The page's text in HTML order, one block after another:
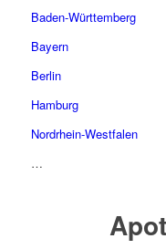
Baden-Württemberg
Bayern
Berlin
Hamburg
Nordrhein-Westfalen
…